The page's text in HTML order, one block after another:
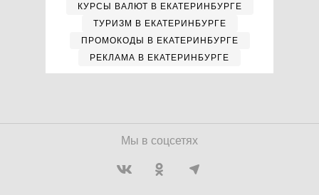
КУРСЫ ВАЛЮТ В ЕКАТЕРИНБУРГЕ
ТУРИЗМ В ЕКАТЕРИНБУРГЕ
ПРОМОКОДЫ В ЕКАТЕРИНБУРГЕ
РЕКЛАМА В ЕКАТЕРИНБУРГЕ
Мы в соцсетях